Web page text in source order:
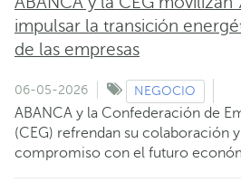
impulsar la transición
de las empresas
06-05-2026 NEGOCIO
ABANCA y la Confederación de
(CEG) refrendan su colaboración
compromiso con el futuro